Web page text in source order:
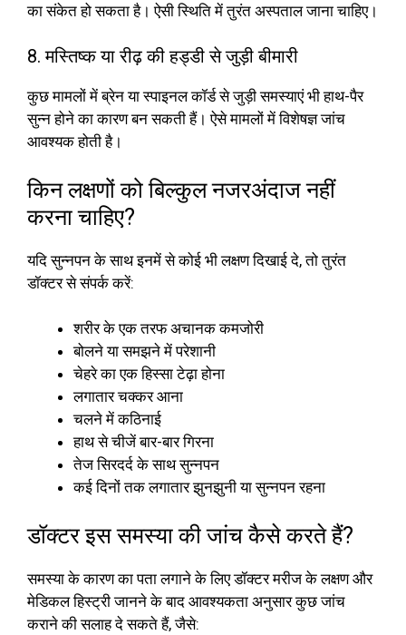
का संकेत हो सकता है। ऐसी स्थिति में तुरंत अस्पताल जाना चाहिए।
8. मस्तिष्क या रीढ़ की हड्डी से जुड़ी बीमारी
कुछ मामलों में ब्रेन या स्पाइनल कॉर्ड से जुड़ी समस्याएं भी हाथ-पैर
सुन्न होने का कारण बन सकती हैं। ऐसे मामलों में विशेषज्ञ जांच
आवश्यक होती है।
किन लक्षणों को बिल्कुल नजरअंदाज नहीं
करना चाहिए?
यदि सुन्नपन के साथ इनमें से कोई भी लक्षण दिखाई दे, तो तुरंत
डॉक्टर से संपर्क करें:
शरीर के एक तरफ अचानक कमजोरी
बोलने या समझने में परेशानी
चेहरे का एक हिस्सा टेढ़ा होना
लगातार चक्कर आना
चलने में कठिनाई
हाथ से चीजें बार-बार गिरना
तेज सिरदर्द के साथ सुन्नपन
कई दिनों तक लगातार झुनझुनी या सुन्नपन रहना
डॉक्टर इस समस्या की जांच कैसे करते हैं?
समस्या के कारण का पता लगाने के लिए डॉक्टर मरीज के लक्षण और
मेडिकल हिस्ट्री जानने के बाद आवश्यकता अनुसार कुछ जांच
कराने की सलाह दे सकते हैं, जैसे: